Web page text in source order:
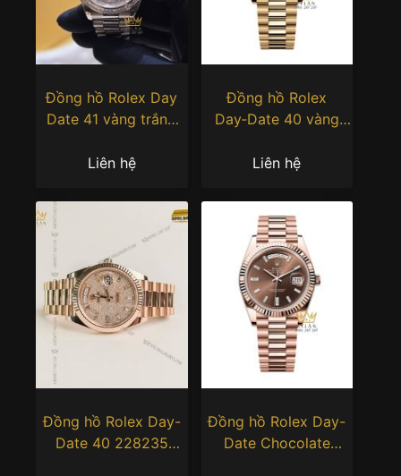
Đồng hồ Rolex Day
Date 41 vàng trắng
vuông 218239-0006
Liên hệ
Đồng hồ Rolex
Day‑Date 40 vàng
228238-0054
Liên hệ
Đồng hồ Rolex Day-
Date 40 228235
Đồng hồ Rolex Day-
Date Chocolate